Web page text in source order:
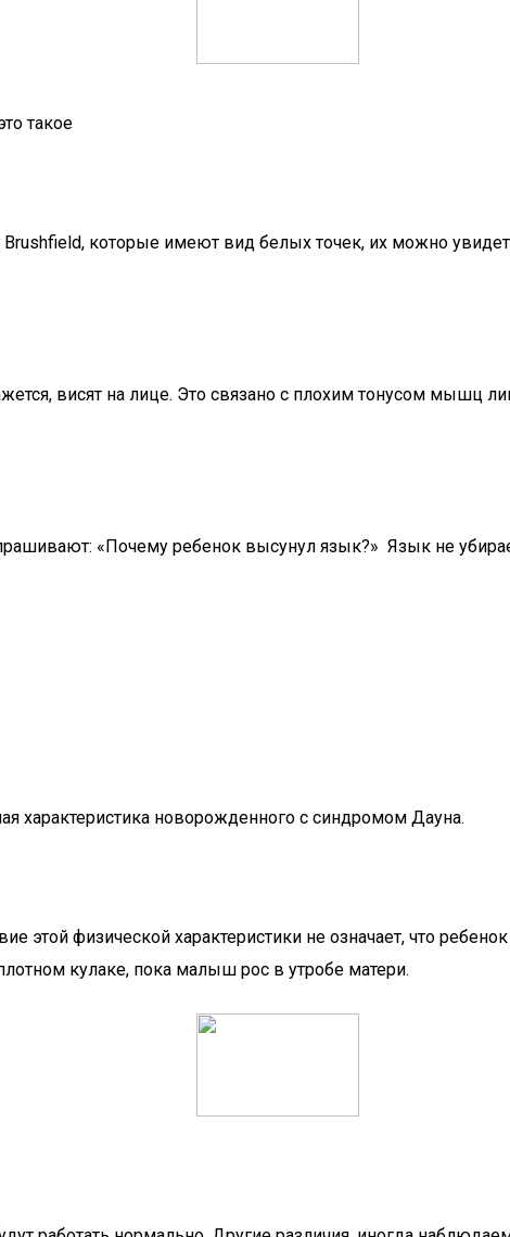
такое
которые имеют вид белых точек, их можно
висят на лице. Это связано с плохим тонусом мышц
«Почему ребенок высунул язык?» Язык не
характеристика новорожденного с синдромом Дауна.
этой физической характеристики не означает, что
кулаке, пока малыш рос в утробе матери.